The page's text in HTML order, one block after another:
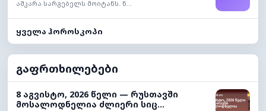
აშკარა სარგებელს მოიტანს. ნ...
ყველა ჰოროსკოპი
გაფრთხილებები
8 აგვისტო, 2026 წელი — რუსთავში
მოსალოდნელია ძლიერი სიც...